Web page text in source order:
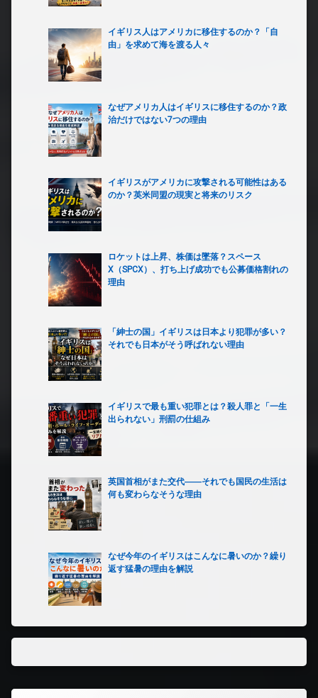
イギリス人はアメリカに移住するのか？「自
由」を求めて海を渡る人々
なぜアメリカ人はイギリスに移住するのか？政
治だけではない7つの理由
イギリスがアメリカに攻撃される可能性はある
のか？英米同盟の現実と将来のリスク
ロケットは上昇、株価は墜落？スペース
X（SPCX）、打ち上げ成功でも公募価格割れの
理由
「紳士の国」イギリスは日本より犯罪が多い？
それでも日本がそう呼ばれない理由
イギリスで最も重い犯罪とは？殺人罪と「一生
出られない」刑罰の仕組み
英国首相がまた交代――それでも国民の生活は
何も変わらなそうな理由
なぜ今年のイギリスはこんなに暑いのか？繰り
返す猛暑の理由を解説